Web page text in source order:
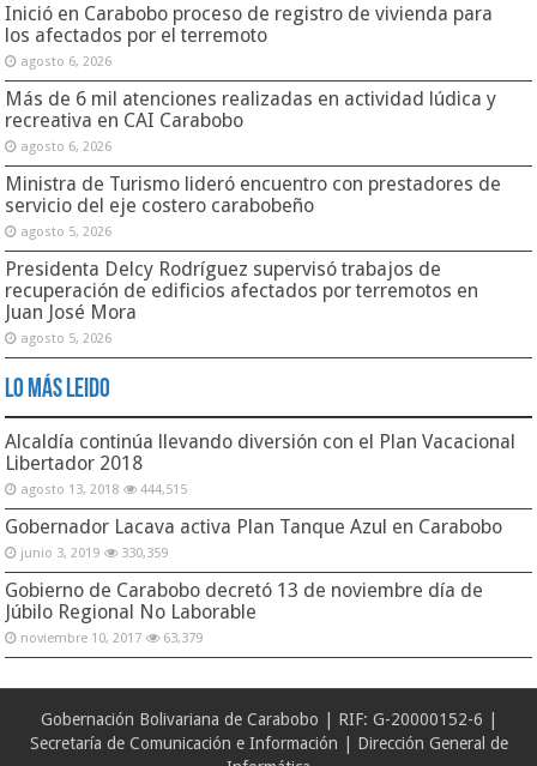
Inició en Carabobo proceso de registro de vivienda para
los afectados por el terremoto
agosto 6, 2026
Más de 6 mil atenciones realizadas en actividad lúdica y
recreativa en CAI Carabobo
agosto 6, 2026
Ministra de Turismo lideró encuentro con prestadores de
servicio del eje costero carabobeño
agosto 5, 2026
Presidenta Delcy Rodríguez supervisó trabajos de
recuperación de edificios afectados por terremotos en
Juan José Mora
agosto 5, 2026
Lo Más Leido
Alcaldía continúa llevando diversión con el Plan Vacacional
Libertador 2018
agosto 13, 2018 444,515
Gobernador Lacava activa Plan Tanque Azul en Carabobo
junio 3, 2019 330,359
Gobierno de Carabobo decretó 13 de noviembre día de
Júbilo Regional No Laborable
noviembre 10, 2017 63,379
Gobernación Bolivariana de Carabobo | RIF: G-20000152-6 |
Secretaría de Comunicación e Información | Dirección General de